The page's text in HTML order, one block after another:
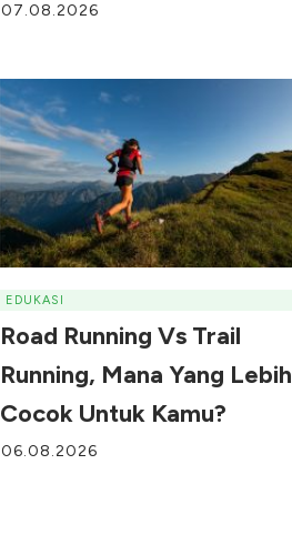
07.08.2026
EDUKASI
Road Running Vs Trail
Running, Mana Yang Lebih
Cocok Untuk Kamu?
06.08.2026